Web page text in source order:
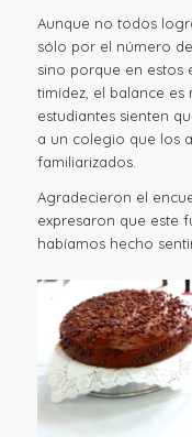
Aunque no todos
sólo por el número
sino porque en estos
timidez, el balance
estudiantes sienten
a un colegio que los
familiarizados.
Agradecieron el
expresaron que este
habíamos hecho